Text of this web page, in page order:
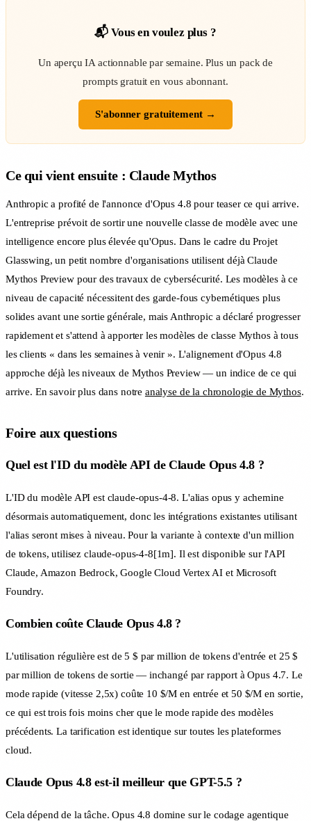
📬 Vous en voulez plus ?
Un aperçu IA actionnable par semaine. Plus un pack de
prompts gratuit en vous abonnant.
S'abonner gratuitement →
Ce qui vient ensuite : Claude Mythos
Anthropic a profité de l'annonce d'Opus 4.8 pour teaser ce qui arrive.
L'entreprise prévoit de sortir une nouvelle classe de modèle avec une
intelligence encore plus élevée qu'Opus. Dans le cadre du Projet
Glasswing, un petit nombre d'organisations utilisent déjà Claude
Mythos Preview pour des travaux de cybersécurité. Les modèles à ce
niveau de capacité nécessitent des garde-fous cybernétiques plus
solides avant une sortie générale, mais Anthropic a déclaré progresser
rapidement et s'attend à apporter les modèles de classe Mythos à tous
les clients « dans les semaines à venir ». L'alignement d'Opus 4.8
approche déjà les niveaux de Mythos Preview — un indice de ce qui
arrive. En savoir plus dans notre analyse de la chronologie de Mythos.
Foire aux questions
Quel est l'ID du modèle API de Claude Opus 4.8 ?
L'ID du modèle API est claude-opus-4-8. L'alias opus y achemine
désormais automatiquement, donc les intégrations existantes utilisant
l'alias seront mises à niveau. Pour la variante à contexte d'un million
de tokens, utilisez claude-opus-4-8[1m]. Il est disponible sur l'API
Claude, Amazon Bedrock, Google Cloud Vertex AI et Microsoft
Foundry.
Combien coûte Claude Opus 4.8 ?
L'utilisation régulière est de 5 $ par million de tokens d'entrée et 25 $
par million de tokens de sortie — inchangé par rapport à Opus 4.7. Le
mode rapide (vitesse 2,5x) coûte 10 $/M en entrée et 50 $/M en sortie,
ce qui est trois fois moins cher que le mode rapide des modèles
précédents. La tarification est identique sur toutes les plateformes
cloud.
Claude Opus 4.8 est-il meilleur que GPT-5.5 ?
Cela dépend de la tâche. Opus 4.8 domine sur le codage agentique